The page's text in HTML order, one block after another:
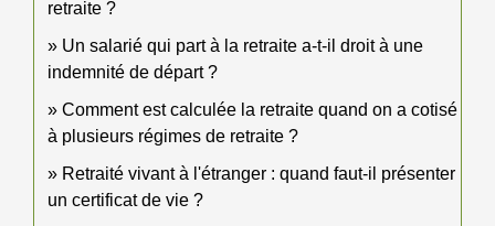
retraite ?
Un salarié qui part à la retraite a-t-il droit à une
indemnité de départ ?
Comment est calculée la retraite quand on a cotisé
à plusieurs régimes de retraite ?
Retraité vivant à l'étranger : quand faut-il présenter
un certificat de vie ?